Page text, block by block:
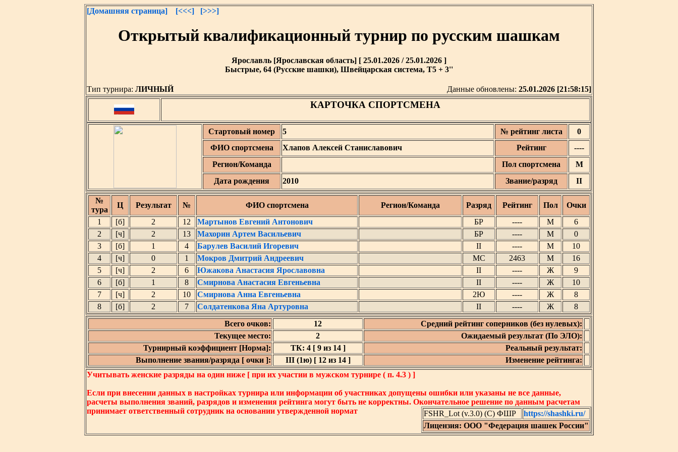
[Домашняя страница] [<<<] [>>>]
Открытый квалификационный турнир по русским шашкам
Ярославль [Ярославская область] [ 25.01.2026 / 25.01.2026 ]
Быстрые, 64 (Русские шашки), Швейцарская система, T5 + 3''
Тип турнира: ЛИЧНЫЙ Данные обновлены: 25.01.2026 [21:58:15]
КАРТОЧКА СПОРТСМЕНА
Стартовый номер 5 № рейтинг листа
0
ФИО спортсмена
Хлапов Алексей Станиславович Рейтинг
----
Регион/Команда
Пол спортсмена
М
Дата рождения
2010 Звание/разряд II
№
тура
Ц Результат № ФИО спортсмена Регион/Команда Разряд Рейтинг Пол
Очки
1
[б] 2 12 Мартынов Евгений Антонович БР ---- М
6
2
[ч] 2 13 Махорин Артем Васильевич БР ---- М
0
3
[б] 1 4 Барулев Василий Игоревич II ---- М
10
4
[ч] 0 1 Мокров Дмитрий Андреевич МС 2463 М
16
5
[ч] 2 6 Южакова Анастасия Ярославовна II ---- Ж
9
6
[б] 1 8 Смирнова Анастасия Евгеньевна II ---- Ж
10
7
[ч] 2 10 Смирнова Анна Евгеньевна 2Ю ---- Ж
8
8
[б] 2 7 Солдатенкова Яна Артуровна II ---- Ж
8
Всего очков:
12
Средний рейтинг соперников (без нулевых):
Текущее место:
2
Ожидаемый результат (По ЭЛО):
Турнирный коэффициент [Норма]:
ТК: 4 [ 9 из 14 ]
Реальный результат:
Выполнение звания/разряда [ очки ]:
III (1ю) [ 12 из 14 ]
Изменение рейтинга:
Учитывать женские разряды на один ниже [ при их участии в мужском турнире ( п. 4.3 ) ]
Если при внесении данных в настройках турнира или информации об участниках допущены ошибки или указаны не все данные,
расчеты выполнения званий, разрядов и изменения рейтинга могут быть не корректны. Окончательное решение по данным расчетам
принимает ответственный сотрудник на основании утвержденной нормат
FSHR_Lot (v.3.0) (C) ФШР
https://shashki.ru/
Лицензия: ООО "Федерация шашек России"